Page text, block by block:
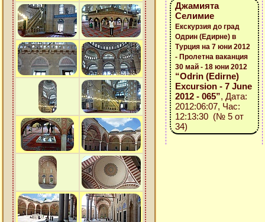
Джамията
Селимие
Екскурзия до град
Одрин (Едирне) в
Турция на 7 юни 2012
- Пролетна ваканция
30 май - 18 юни 2012
“Odrin (Edirne)
Excursion - 7 June
2012 - 065”, Дата:
2012:06:07, Час:
12:13:30 (№ 5 от
34)